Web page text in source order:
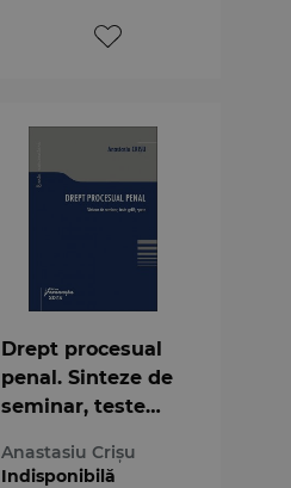
Drept procesual
penal. Sinteze de
seminar, teste
Anastasiu Crișu
Indisponibilă